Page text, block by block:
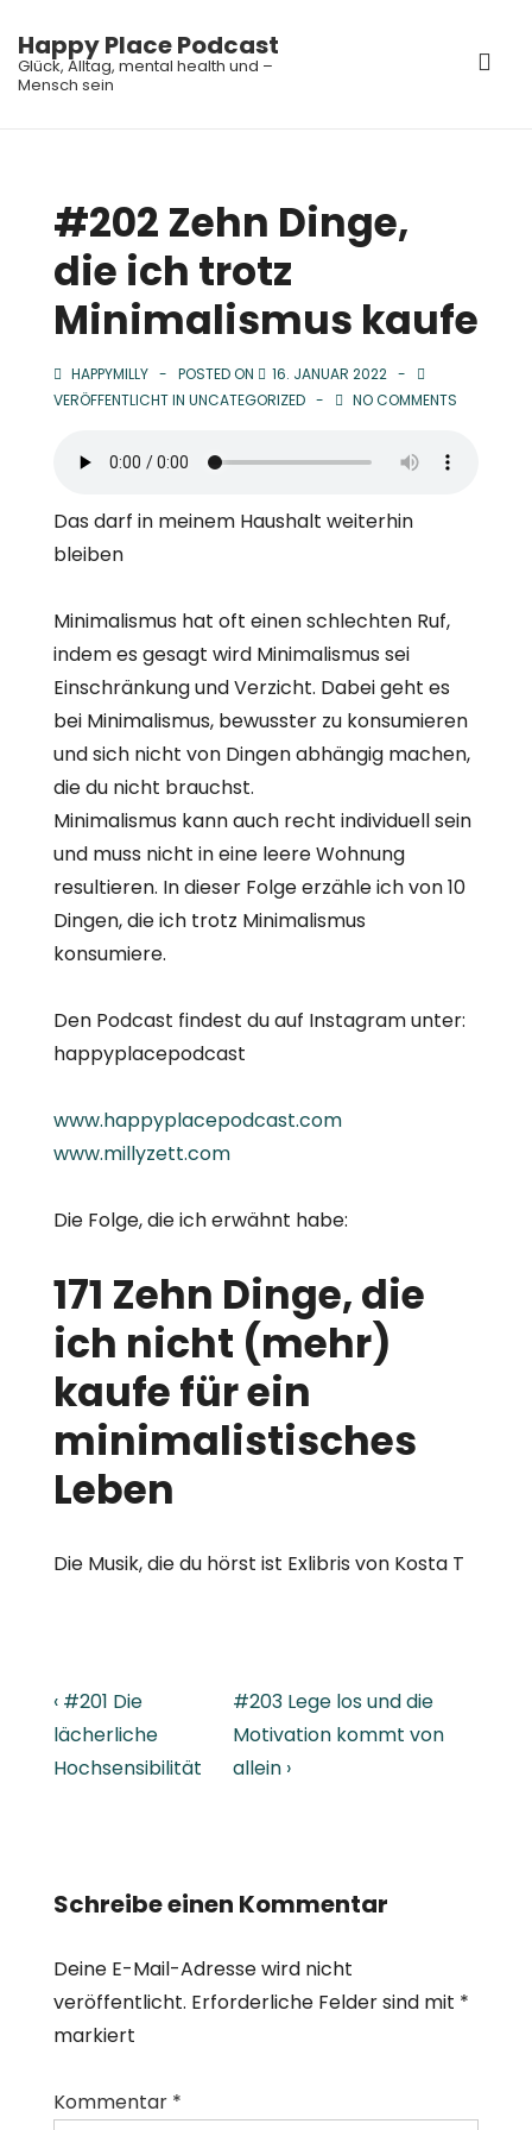
Zum
Inhalt
Happy Place Podcast
Glück, Alltag, mental health und –
Mensch sein
#202 Zehn Dinge,
die ich trotz
Minimalismus kaufe
HAPPYMILLY POSTED ON
16. JANUAR 2022
VERÖFFENTLICHT IN UNCATEGORIZED NO COMMENTS
Das darf in meinem Haushalt weiterhin
bleiben
Minimalismus hat oft einen schlechten Ruf,
indem es gesagt wird Minimalismus sei
Einschränkung und Verzicht. Dabei geht es
bei Minimalismus, bewusster zu konsumieren
und sich nicht von Dingen abhängig machen,
die du nicht brauchst.
Minimalismus kann auch recht individuell sein
und muss nicht in eine leere Wohnung
resultieren. In dieser Folge erzähle ich von 10
Dingen, die ich trotz Minimalismus
konsumiere.
Den Podcast findest du auf Instagram unter:
happyplacepodcast
www.happyplacepodcast.com
www.millyzett.com
Die Folge, die ich erwähnt habe:
171 Zehn Dinge, die
ich nicht (mehr)
kaufe für ein
minimalistisches
Leben
Die Musik, die du hörst ist Exlibris von Kosta T
Beitragsnavigation
Previous
Post
is
‹ #201 Die
lächerliche
Hochsensibilität
Next
Post
is
#203 Lege los und die
Motivation kommt von
allein ›
Schreibe einen Kommentar
Deine E-Mail-Adresse wird nicht
veröffentlicht. Erforderliche Felder sind mit *
markiert
Kommentar *